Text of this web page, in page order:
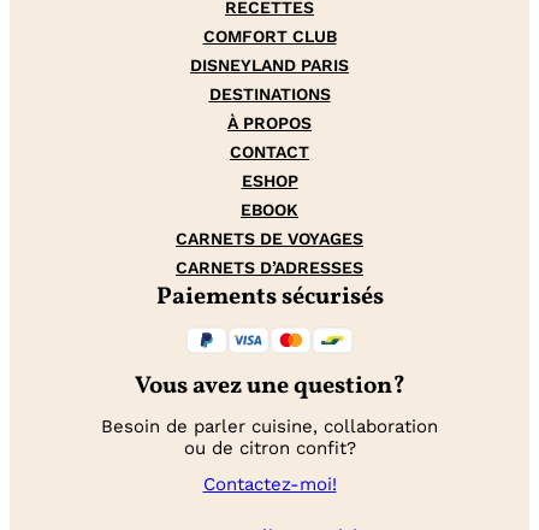
RECETTES
COMFORT CLUB
DISNEYLAND PARIS
DESTINATIONS
À PROPOS
CONTACT
ESHOP
EBOOK
CARNETS DE VOYAGES
CARNETS D’ADRESSES
Paiements sécurisés
Vous avez une question?
Besoin de parler cuisine, collaboration
ou de citron confit?
Contactez-moi!